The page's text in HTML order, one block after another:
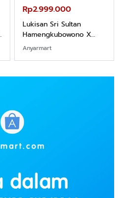
Rp2.999.000
Lukisan Sri Sultan
Hamengkubowono X
dari Kopi Karya Rudi
Winarso
Anyarmart